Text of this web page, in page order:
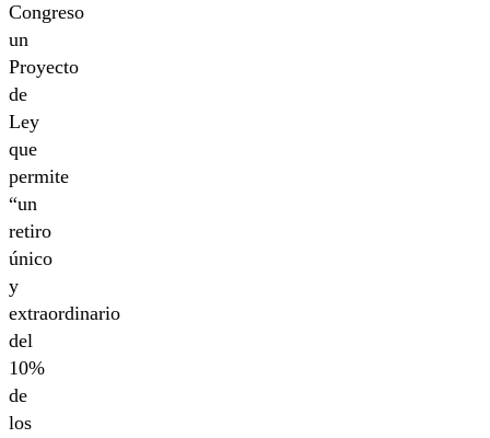
Congreso
un
Proyecto
de
Ley
que
permite
“un
retiro
único
y
extraordinario
del
10%
de
los